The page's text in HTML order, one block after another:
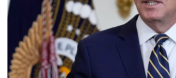
آمریکا ۲۰۲۴
به اسرائیل